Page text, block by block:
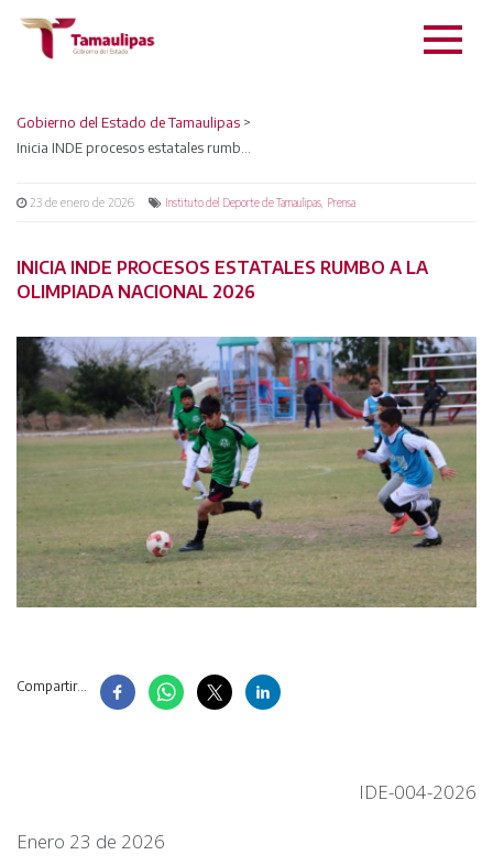
Gobierno del Estado de Tamaulipas >
23 de enero de 2026 Instituto del Deporte de Tamaulipas Prensa
INICIA INDE PROCESOS ESTATALES RUMBO A LA
OLIMPIADA NACIONAL 2026
Compartir...
IDE-004-2026
Enero 23 de 2026